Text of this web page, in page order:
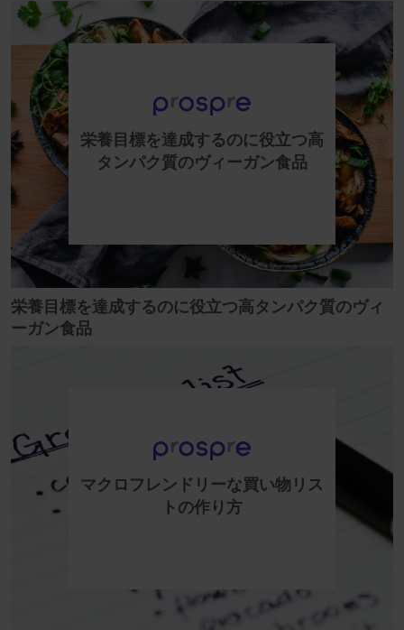
栄養目標を達成するのに役立つ高
タンパク質のヴィーガン食品
栄養目標を達成するのに役立つ高タンパク質のヴィ
ーガン食品
マクロフレンドリーな買い物リス
トの作り方